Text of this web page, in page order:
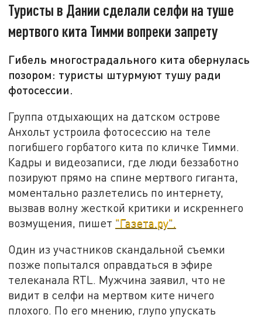
Туристы в Дании сделали селфи на туше
мертвого кита Тимми вопреки запрету
Гибель многострадального кита обернулась
позором: туристы штурмуют тушу ради
фотосессии.
Группа отдыхающих на датском острове
Анхольт устроила фотосессию на теле
погибшего горбатого кита по кличке Тимми.
Кадры и видеозаписи, где люди беззаботно
позируют прямо на спине мертвого гиганта,
моментально разлетелись по интернету,
вызвав волну жесткой критики и искреннего
возмущения, пишет "Газета.ру".
Один из участников скандальной съемки
позже попытался оправдаться в эфире
телеканала RTL. Мужчина заявил, что не
видит в селфи на мертвом ките ничего
плохого. По его мнению, глупо упускать